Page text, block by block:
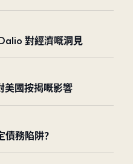
對經濟嘅洞見
美國按揭嘅影響
務陷阱？